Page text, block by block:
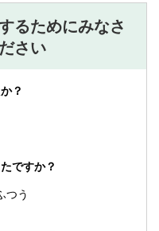
るためにみなさ
さい
？
ですか？
つう